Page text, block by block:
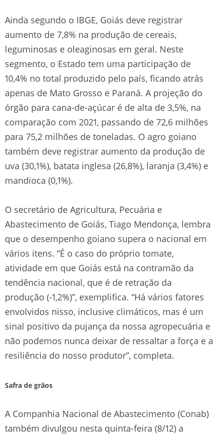
Ainda segundo o IBGE, Goiás deve registrar
aumento de 7,8% na produção de cereais,
leguminosas e oleaginosas em geral. Neste
segmento, o Estado tem uma participação de
10,4% no total produzido pelo país, ficando atrás
apenas de Mato Grosso e Paraná. A projeção do
órgão para cana-de-açúcar é de alta de 3,5%, na
comparação com 2021, passando de 72,6 milhões
para 75,2 milhões de toneladas. O agro goiano
também deve registrar aumento da produção de
uva (30,1%), batata inglesa (26,8%), laranja (3,4%) e
mandioca (0,1%).
O secretário de Agricultura, Pecuária e
Abastecimento de Goiás, Tiago Mendonça, lembra
que o desempenho goiano supera o nacional em
vários itens. “É o caso do próprio tomate,
atividade em que Goiás está na contramão da
tendência nacional, que é de retração da
produção (-1,2%)”, exemplifica. “Há vários fatores
envolvidos nisso, inclusive climáticos, mas é um
sinal positivo da pujança da nossa agropecuária e
não podemos nunca deixar de ressaltar a força e a
resiliência do nosso produtor”, completa.
Safra de grãos
A Companhia Nacional de Abastecimento (Conab)
também divulgou nesta quinta-feira (8/12) a